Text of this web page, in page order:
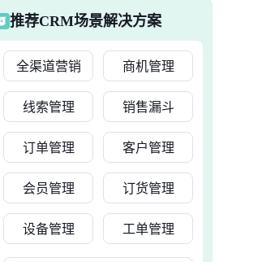
推荐CRM场景解决方案
全渠道营销 商机管理
线索管理 销售漏斗
订单管理 客户管理
会员管理 订货管理
设备管理 工单管理